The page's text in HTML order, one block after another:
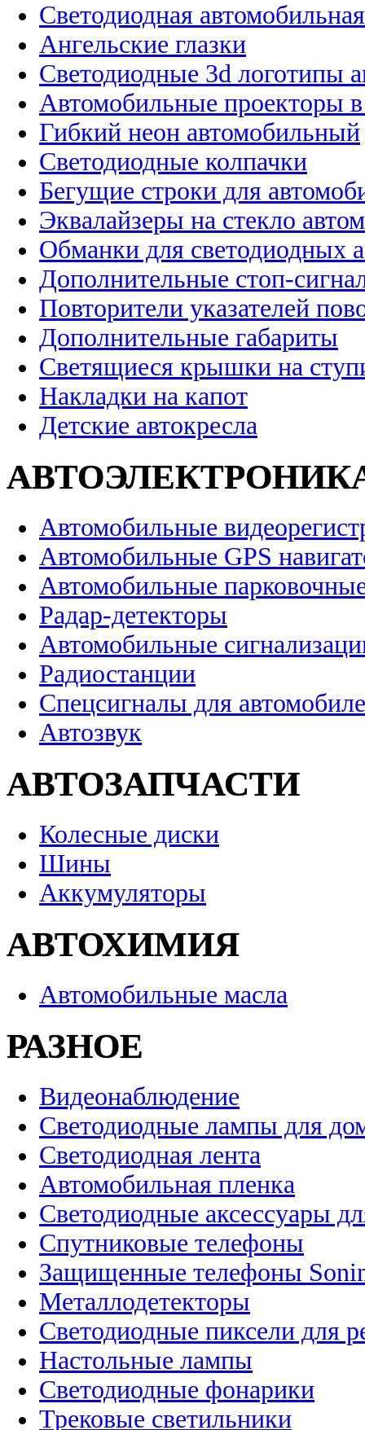
Светодиодная
Ангельские глазки
Светодиодные 3d логотипы
Автомобильные проекторы
Гибкий неон автомобильный
Светодиодные колпачки
Бегущие строки для
Эквалайзеры на стекло
Обманки для светодиодных
Дополнительные стоп-
Повторители указателей
Дополнительные габариты
Светящиеся крышки на
Накладки на капот
Детские автокресла
Автомобильные
Автомобильные GPS
Автомобильные
Радар-детекторы
Автомобильные
Радиостанции
Спецсигналы для
Автозвук
АВТОЗАПЧАСТИ
Колесные диски
Шины
Аккумуляторы
АВТОХИМИЯ
Автомобильные масла
РАЗНОЕ
Видеонаблюдение
Светодиодные лампы для
Светодиодная лента
Автомобильная пленка
Светодиодные аксессуары
Спутниковые телефоны
Защищенные телефоны
Металлодетекторы
Светодиодные пиксели для
Настольные лампы
Светодиодные фонарики
Трековые светильники